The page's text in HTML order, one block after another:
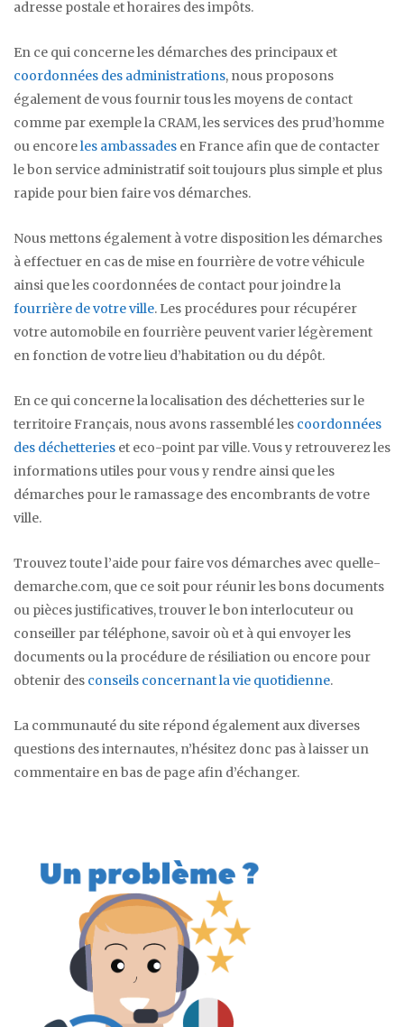
adresse postale et horaires des impôts.
En ce qui concerne les démarches des principaux et
coordonnées des administrations, nous proposons
également de vous fournir tous les moyens de contact
comme par exemple la CRAM, les services des prud’homme
ou encoreles ambassades en France afin que de contacter
le bon service administratif soit toujours plus simple et plus
rapide pour bien faire vos démarches.
Nous mettons également à votre disposition les démarches
à effectuer en cas de mise en fourrière de votre véhicule
ainsi que les coordonnées de contact pour joindre la
fourrière de votre ville. Les procédures pour récupérer
votre automobile en fourrière peuvent varier légèrement
en fonction de votre lieu d’habitation ou du dépôt.
En ce qui concerne la localisation des déchetteries sur le
territoire Français, nous avons rassemblé les coordonnées
des déchetteries et eco-point par ville. Vous y retrouverez les
informations utiles pour vous y rendre ainsi que les
démarches pour le ramassage des encombrants de votre
ville.
Trouvez toute l’aide pour faire vos démarches avec quelle-
demarche.com, que ce soit pour réunir les bons documents
ou pièces justificatives, trouver le bon interlocuteur ou
conseiller par téléphone, savoir où et à qui envoyer les
documents ou la procédure de résiliation ou encore pour
obtenir des conseils concernant la vie quotidienne.
La communauté du site répond également aux diverses
questions des internautes, n’hésitez donc pas à laisser un
commentaire en bas de page afin d’échanger.